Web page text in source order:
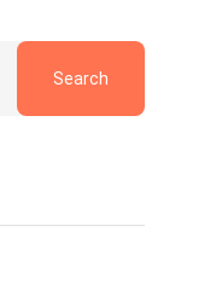
Search